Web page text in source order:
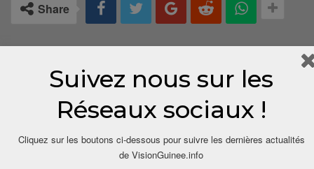
Share
LAISSER UN COMMENTAIRE
Suivez nous sur les
Réseaux sociaux !
Cliquez sur les boutons ci-dessous pour suivre les dernières actualités
de VisionGuinee.info